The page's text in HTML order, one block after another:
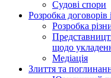
Судові спори
Розробка договорів
Розробка
щодо
Медіація
Злиття та